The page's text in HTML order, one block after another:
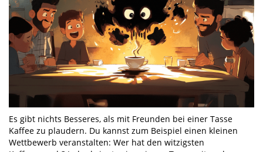
Es gibt nichts Besseres, als mit Freunden bei einer Tasse
Kaffee zu plaudern. Du kannst zum Beispiel einen kleinen
Wettbewerb veranstalten: Wer hat den witzigsten